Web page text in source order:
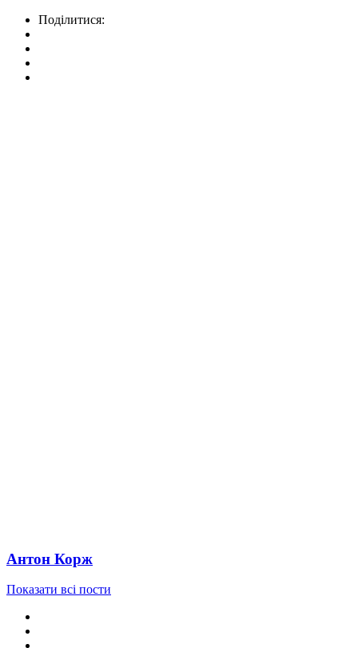
Поділитися:
Антон Корж
Показати всі пости